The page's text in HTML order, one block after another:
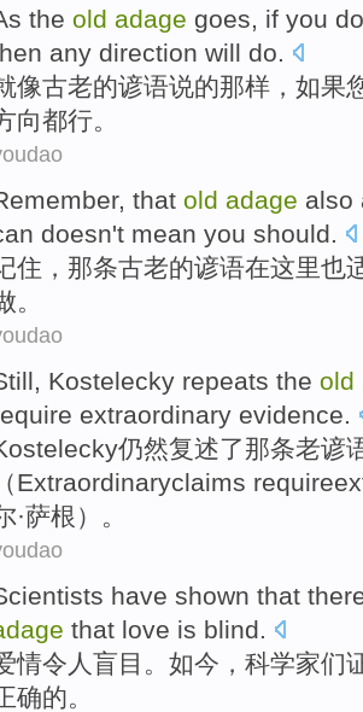
the old adage goes, if you
any direction will do.
像古老的谚语说的那样， 如果
向都行。
, that old adage also
doesn't mean you should.
住 ，那条古老的谚语在这里也
。
, Kostelecky repeats the old
extraordinary evidence.
仍然复述了那条老谚
（Extraordinaryclaims require
·萨根）。
have shown that
that love is blind.
情令人盲目。如今， 科学家们
确的。